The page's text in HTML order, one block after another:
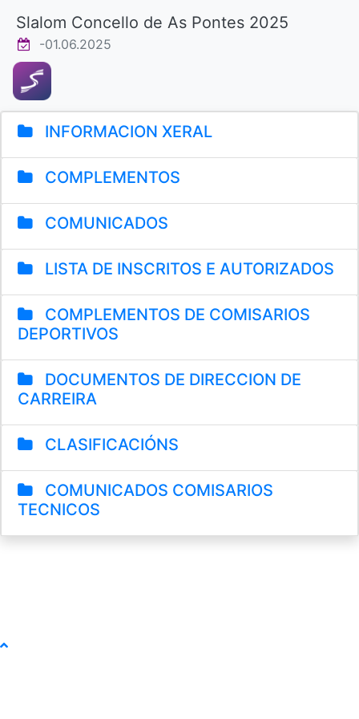
Slalom Concello de As Pontes 2025
-01.06.2025
INFORMACION XERAL
COMPLEMENTOS
COMUNICADOS
LISTA DE INSCRITOS E AUTORIZADOS
COMPLEMENTOS DE COMISARIOS
DEPORTIVOS
DOCUMENTOS DE DIRECCION DE
CARREIRA
CLASIFICACIÓNS
COMUNICADOS COMISARIOS
TECNICOS